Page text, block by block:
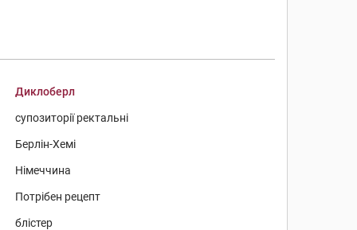
Диклоберл
супозиторії ректальні
Берлін-Хемі
Німеччина
Потрібен рецепт
блістер